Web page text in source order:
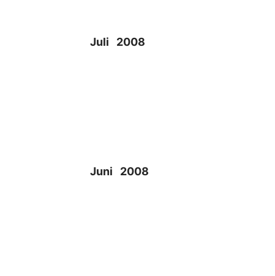
Juli 2008
Juni 2008